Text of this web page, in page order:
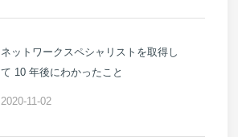
ネットワークスペシャリストを取得し
て 10 年後にわかったこと
2020-11-02